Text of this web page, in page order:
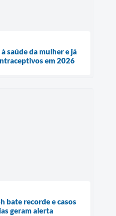
saúde da mulher e já
em 2026
bate recorde e casos
geram alerta